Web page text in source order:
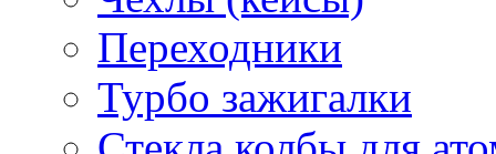
Переходники
Турбо зажигалки